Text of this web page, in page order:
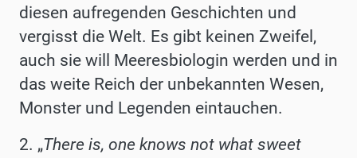
diesen aufregenden Geschichten und
vergisst die Welt. Es gibt keinen Zweifel,
auch sie will Meeresbiologin werden und in
das weite Reich der unbekannten Wesen,
Monster und Legenden eintauchen.
2. „There is, one knows not what sweet